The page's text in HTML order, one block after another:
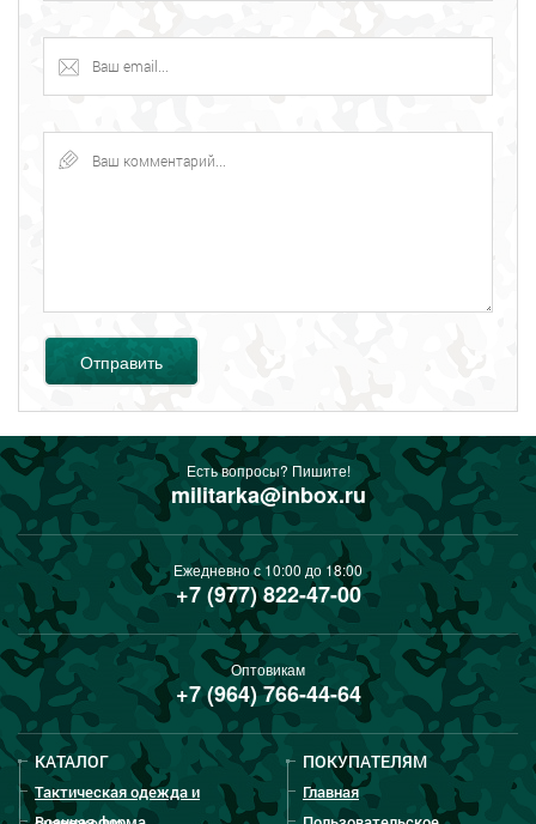
Отправить
Есть вопросы? Пишите!
militarka@inbox.ru
Ежедневно с 10:00 до 18:00
+7 (977) 822-47-00
Оптовикам
+7 (964) 766-44-64
КАТАЛОГ
Тактическая одежда и
ПОКУПАТЕЛЯМ
Главная